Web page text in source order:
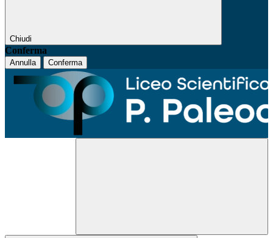
Chiudi
Conferma
Annulla Conferma